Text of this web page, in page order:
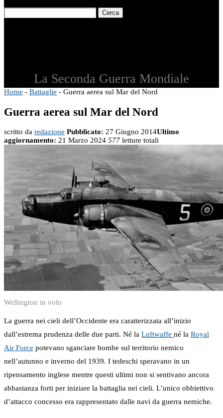
Cerca
La Seconda Guerra Mondiale
Home - Battaglie - Guerra aerea sul Mar del Nord
Guerra aerea sul Mar del Nord
scritto da redazione Pubblicato: 27 Giugno 2014Ultimo
aggiornamento: 21 Marzo 2024 577 letture totali
Wellington in volo
La guerra nei cieli dell’Occidente era caratterizzata all’inizio
dall’estrema prudenza delle due parti. Né la Luftwaffe né la Royal
Air Force potevano sganciare bombe sul territorio nemico
nell’autunno e inverno del 1939. I tedeschi speravano in un
ripensamento inglese mentre questi ultimi non si sentivano ancora
abbastanza forti per iniziare la battaglia nei cieli. L’unico obbiettivo
d’attacco concesso era rappresentato dalle navi da guerra nemiche.